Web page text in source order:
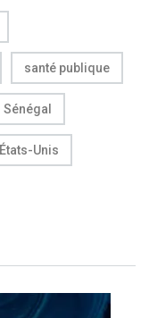
santé publique
Sénégal
États-Unis